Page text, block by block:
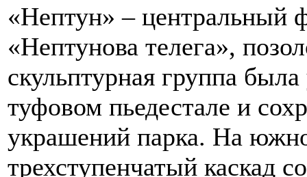
«Нептун» – центральный
«Нептунова телега»,
скульптурная группа
туфовом пьедестале и
украшений парка. На
трехступенчатый каскад